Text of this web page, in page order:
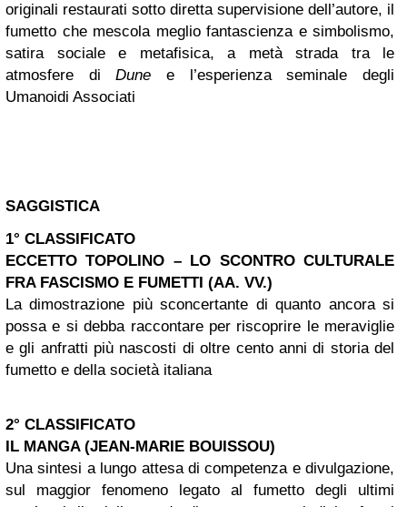
originali restaurati sotto diretta supervisione dell’autore, il
fumetto che mescola meglio fantascienza e simbolismo,
satira sociale e metafisica, a metà strada tra le
atmosfere diDune e l’esperienza seminale degli
Umanoidi Associati
SAGGISTICA
1° CLASSIFICATO
ECCETTO TOPOLINO – LO SCONTRO CULTURALE
FRA FASCISMO E FUMETTI (AA. VV.)
La dimostrazione più sconcertante di quanto ancora si
possa e si debba raccontare per riscoprire le meraviglie
e gli anfratti più nascosti di oltre cento anni di storia del
fumetto e della società italiana
2° CLASSIFICATO
IL MANGA (JEAN-MARIE BOUISSOU)
Una sintesi a lungo attesa di competenza e divulgazione,
sul maggior fenomeno legato al fumetto degli ultimi